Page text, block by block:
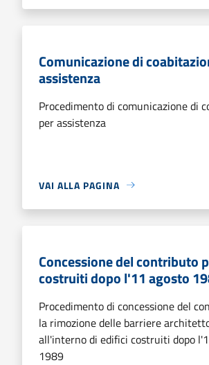
Comunicazione di
assistenza
Procedimento di comunicazione di
per assistenza
VAI ALLA PAGINA
Concessione del contributo
costruiti dopo l'11 agosto
Procedimento di concessione del
la rimozione delle barriere
all'interno di edifici costruiti dopo
1989